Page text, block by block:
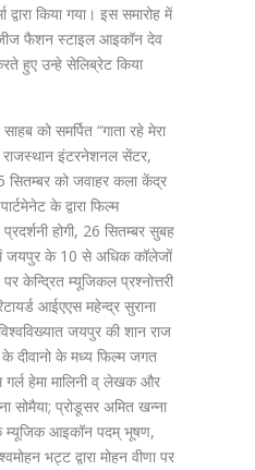
द्वारा किया गया। इस समारोह में
फैशन स्टाइल आइकॉन देव
हुए उन्हे सेलिब्रेट किया
को समर्पित “गाता रहे मेरा
राजस्थान इंटरनेशनल सेंटर,
सितम्बर को जवाहर कला केंद्र
के द्वारा फिल्म
होगी, 26 सितम्बर सुबह
जयपुर के 10 से अधिक कॉलेजों
केन्द्रित म्यूजिकल प्रश्नोत्तरी
आईएएस महेन्द्र सुराना
जयपुर की शान राज
के दीवानो के मध्य फिल्म जगत
गर्ल हेमा मालिनी व् लेखक और
सोमैया; प्रोडूसर अमित खन्ना
आइकॉन पदम् भूषण,
भट्ट द्वारा मोहन वीणा पर